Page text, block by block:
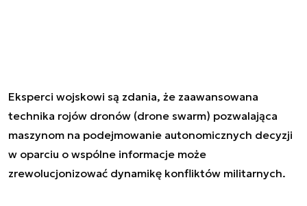
Eksperci wojskowi są zdania, że zaawansowana
technika rojów dronów (drone swarm) pozwalająca
maszynom na podejmowanie autonomicznych decyzji
w oparciu o wspólne informacje może
zrewolucjonizować dynamikę konfliktów militarnych.